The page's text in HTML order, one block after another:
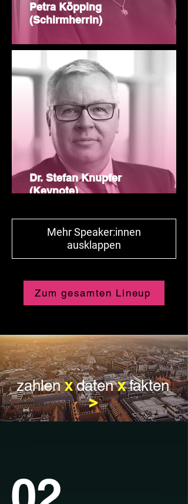
Petra Köpping
(Schirmherrin)
Dr. Stefan Knupfer
(Keynote)
Julia Hagen
Mehr Speaker:innen
ausklappen
Zum gesamten Lineup
zahlenxdatenxfakten
>